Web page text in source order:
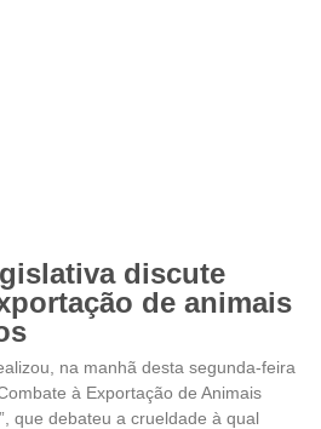
discute
de animais
na manhã desta segunda-feira
à Exportação de Animais
que debateu a crueldade à qual